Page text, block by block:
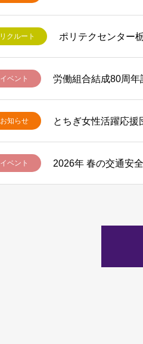
リクルート ポリテクセンター
イベント 労働組合結成80周
お知らせ とちぎ女性活躍応援
イベント 2026年 春の交通安